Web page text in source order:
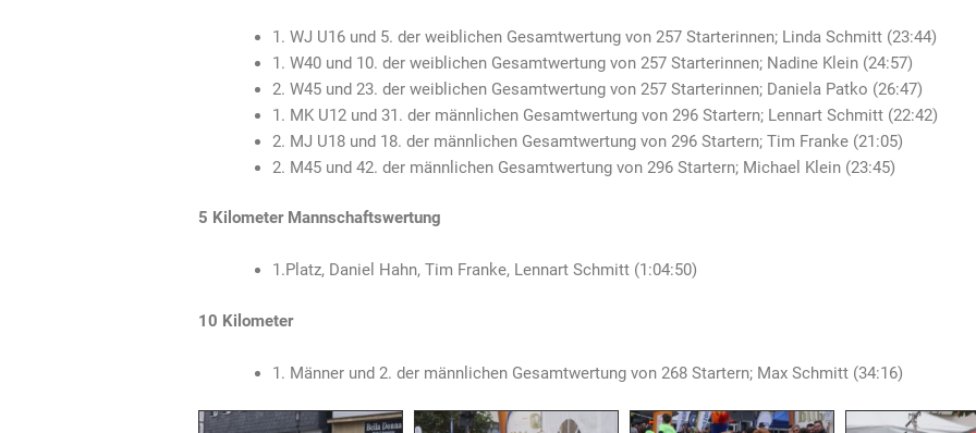
1. WJ U16 und 5. der weiblichen Gesamtwertung von 257 Starterinnen; Linda Schmitt (23:44)
1. W40 und 10. der weiblichen Gesamtwertung von 257 Starterinnen; Nadine Klein (24:57)
2. W45 und 23. der weiblichen Gesamtwertung von 257 Starterinnen; Daniela Patko (26:47)
1. MK U12 und 31. der männlichen Gesamtwertung von 296 Startern; Lennart Schmitt (22:42)
2. MJ U18 und 18. der männlichen Gesamtwertung von 296 Startern; Tim Franke (21:05)
2. M45 und 42. der männlichen Gesamtwertung von 296 Startern; Michael Klein (23:45)
5 Kilometer Mannschaftswertung
1.Platz, Daniel Hahn, Tim Franke, Lennart Schmitt (1:04:50)
10 Kilometer
1. Männer und 2. der männlichen Gesamtwertung von 268 Startern; Max Schmitt (34:16)